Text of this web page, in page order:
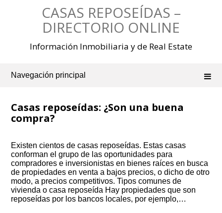
CASAS REPOSEÍDAS –
DIRECTORIO ONLINE
Información Inmobiliaria y de Real Estate
Navegación principal
Casas reposeídas: ¿Son una buena
compra?
Existen cientos de casas reposeídas. Estas casas
conforman el grupo de las oportunidades para
compradores e inversionistas en bienes raíces en busca
de propiedades en venta a bajos precios, o dicho de otro
modo, a precios competitivos. Tipos comunes de
vivienda o casa reposeída Hay propiedades que son
reposeídas por los bancos locales, por ejemplo,…